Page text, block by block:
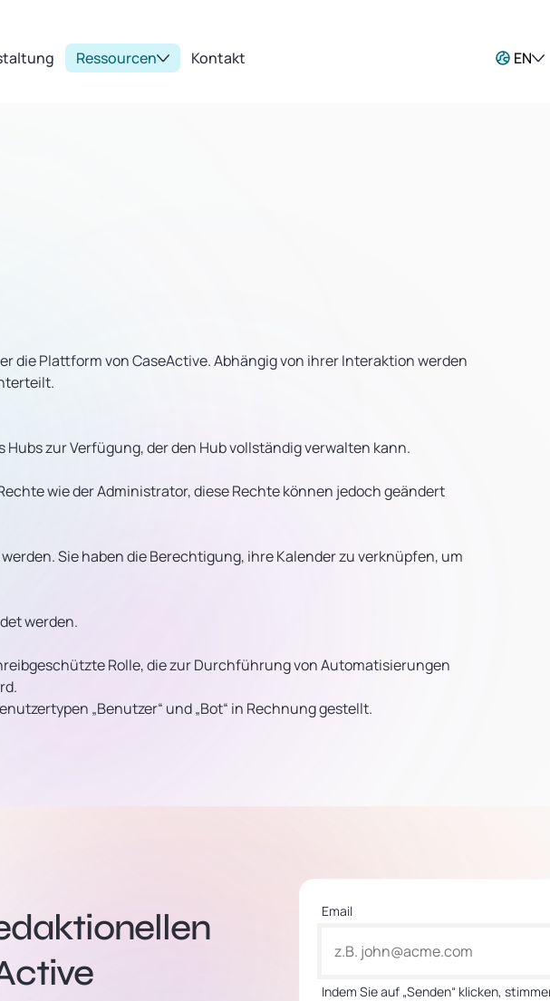
Ressourcen Kontakt EN
die Plattform von CaseActive. Abhängig von ihrer Interaktion werden
Hubs zur Verfügung, der den Hub vollständig verwalten kann.
wie der Administrator, diese Rechte können jedoch geändert
Sie haben die Berechtigung, ihre Kalender zu verknüpfen, um
werden.
Rolle, die zur Durchführung von Automatisierungen
„Benutzer“ und „Bot“ in Rechnung gestellt.
Email
Indem Sie auf „Senden“ klicken,